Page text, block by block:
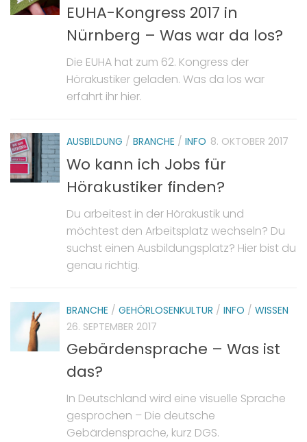
EUHA-Kongress 2017 in
Nürnberg – Was war da los?
Die EUHA hat zum 62. Kongress der
Hörakustiker geladen. Was da los war
erfahrt ihr hier.
AUSBILDUNG / BRANCHE / INFO 8. OKTOBER 2017
Wo kann ich Jobs für
Hörakustiker finden?
Du arbeitest in der Hörakustik und
möchtest den Arbeitsplatz wechseln? Du
suchst einen Ausbildungsplatz? Hier bist du
genau richtig.
BRANCHE / GEHÖRLOSENKULTUR / INFO / WISSEN
26. SEPTEMBER 2017
Gebärdensprache – Was ist
das?
In Deutschland wird eine visuelle Sprache
gesprochen – Die deutsche
Gebärdensprache, kurz DGS.